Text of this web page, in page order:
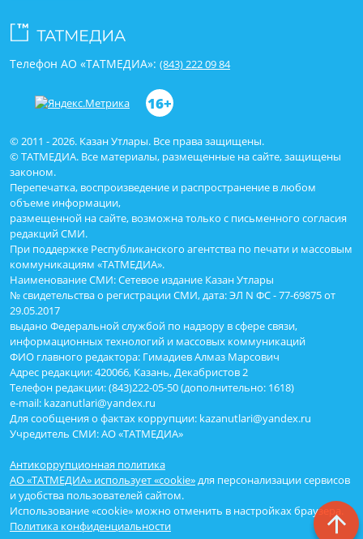
© 2011 - 2026. Казан Утлары. Все права защищены.
© ТАТМЕДИА. Все материалы, размещенные на сайте, защищены
законом.
Перепечатка, воспроизведение и распространение в любом
объеме информации,
размещенной на сайте, возможна только с письменного согласия
редакций СМИ.
При поддержке Республиканского агентства по печати и массовым
коммуникациям «ТАТМЕДИА».
Наименование СМИ: Сетевое издание Казан Утлары
№ свидетельства о регистрации СМИ, дата: ЭЛ N ФС - 77-69875 от
29.05.2017
выдано Федеральной службой по надзору в сфере связи,
информационных технологий и массовых коммуникаций
ФИО главного редактора: Гимадиев Алмаз Марсович
Адрес редакции: 420066, Казань, Декабристов 2
Телефон редакции: (843)222-05-50 (дополнительно: 1618)
e-mail: kazanutlari@yandex.ru
Для сообщения о фактах коррупции: kazanutlari@yandex.ru
Учредитель СМИ: АО «ТАТМЕДИА»
Антикоррупционная политика
АО «ТАТМЕДИА» использует «cookie»для персонализации сервисов
и удобства пользователей сайтом.
Использование «cookie» можно отменить в настройках браузера.
Политика конфиденциальности
Телефон АО «ТАТМЕДИА»: (843) 222 09 84
16+